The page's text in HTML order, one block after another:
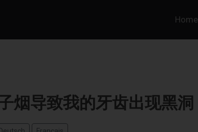
Home
烟导致我的牙齿出现黑洞